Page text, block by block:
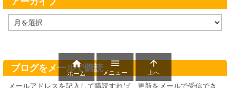
ー
ブ
ブログをメールで購読
メールアドレスを記入して購読すれば、更新をメールで受信でき

ホーム

メニュー

上へ